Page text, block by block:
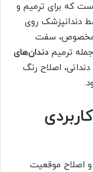
که برای ترمیم و
دندانپزشک روی
مخصوص، سفت
ترمیم دندان‌های
اصلاح رنگ
اصلاح موقعیت